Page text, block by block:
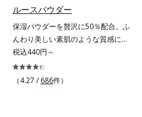
配合。パウダー、リキッド、どのタ
群で、ヨレたりせず、きれいに仕上
がります。*1 メイク効果による*2
ジメチコン
ルースパウダー
保湿パウダーを贅沢に50％配合。ふ
んわり美しい素肌のような質感にな
りながらもうるおいとツヤを叶える
フェイスパウダー。朝の仕上がりの
クオリティが全然違う！ まるで美
税込440円～
（4.27 / 686件）